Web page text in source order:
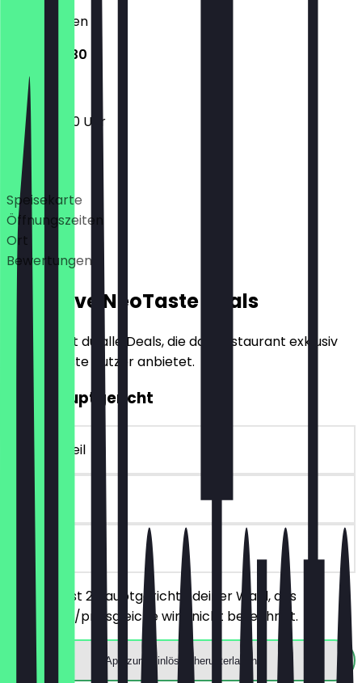
Geschlossen
16:00 - 21:30
16:00 - 21:30 Uhr
Deals
Speisekarte
Öffnungszeiten
Ort
Bewertungen
Exklusive NeoTaste Deals
Hier findest du alle Deals, die das Restaurant exklusiv
für NeoTaste Nutzer anbietet.
2für1 Hauptgericht
~€ 12 Vorteil
90 Tage
vor Ort
Du bestellst 2 Hauptgerichte deiner Wahl, das
günstigere/preisgleiche wird nicht berechnet.
App zum Einlösen herunterladen